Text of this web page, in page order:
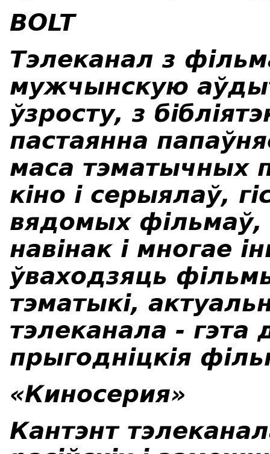
BOLT
Тэлеканал з
мужчынскую
ўзросту, з
пастаянна
маса тэматычных
кіно і серыялаў,
вядомых фільмаў,
навінак і многае
ўваходзяць
тэматыкі,
тэлеканала - гэта
прыгодніцкія
«Киносерия»
Кантэнт